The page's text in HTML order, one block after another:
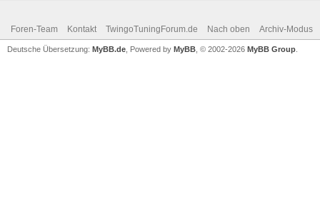
Foren-Team Kontakt TwingoTuningForum.de Nach oben Archiv-Modus
Deutsche Übersetzung: MyBB.de , Powered by MyBB , © 2002-2026 MyBB Group